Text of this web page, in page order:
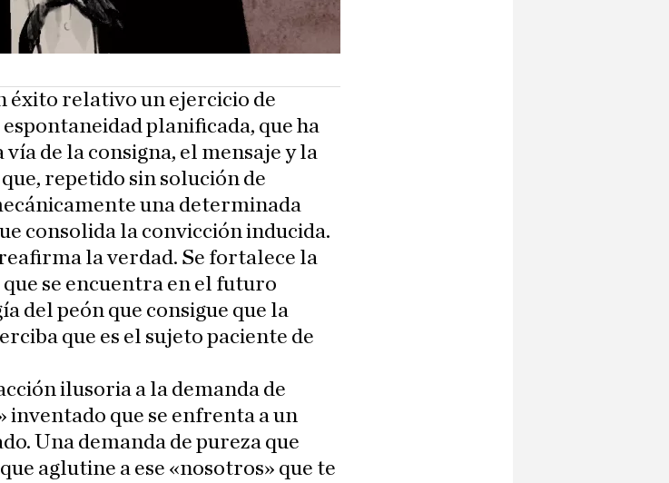
éxito relativo un ejercicio de
planificada, que ha
de la consigna, el mensaje y la
repetido sin solución de
una determinada
consolida la convicción inducida.
reafirma la verdad. Se fortalece la
se encuentra en el futuro
del peón que consigue que la
que es el sujeto paciente de
ilusoria a la demanda de
inventado que se enfrenta a un
Una demanda de pureza que
aglutine a ese «nosotros» que te